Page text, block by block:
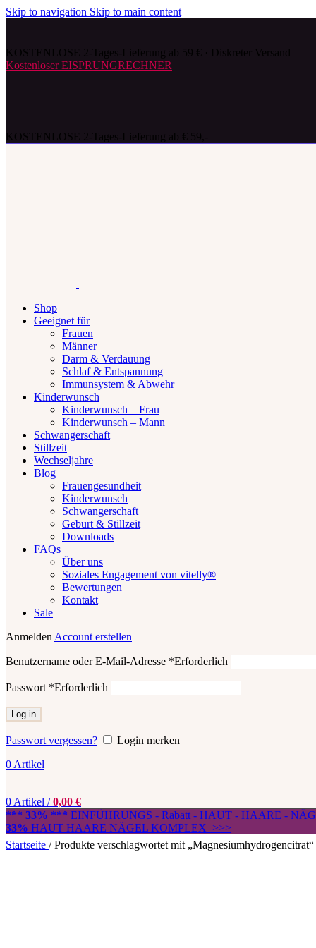
Skip to navigation Skip to main content
Kostenloser EISPRUNGRECHNER
Shop
Geeignet für
Frauen
Männer
Darm & Verdauung
Schlaf & Entspannung
Immunsystem & Abwehr
Kinderwunsch
Kinderwunsch – Frau
Kinderwunsch – Mann
Schwangerschaft
Stillzeit
Wechseljahre
Blog
Frauengesundheit
Kinderwunsch
Schwangerschaft
Geburt & Stillzeit
Downloads
FAQs
Über uns
Soziales Engagement von vitelly®
Bewertungen
Kontakt
Sale
Anmelden Account erstellen
Benutzername oder E-Mail-Adresse *Erforderlich
Passwort *Erforderlich
Log in
Passwort vergessen?
Login merken
0 Artikel
0 Artikel / 0,00 €
*** 33% *** EINFÜHRUNGS - Rabatt - HAUT - HAARE -
33% HAUT HAARE NÄGEL KOMPLEX >>>
Startseite / Produkte verschlagwortet mit „Magnesiumhydrogencitrat“